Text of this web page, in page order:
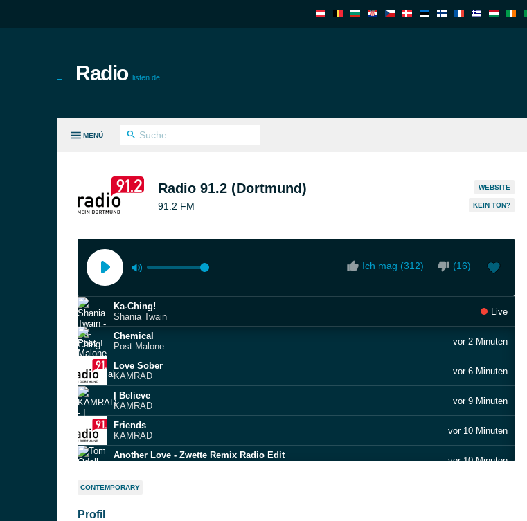
Radio listen.de
MENÜ
Radio 91.2 (Dortmund)
91.2 FM
WEBSITE
KEIN TON?
Ich mag (312) (16)
Ka-Ching!
Shania Twain
Live
Chemical
Post Malone
vor 2 Minuten
Love Sober
KAMRAD
vor 6 Minuten
I Believe
KAMRAD
vor 9 Minuten
Friends
KAMRAD
vor 10 Minuten
Another Love - Zwette Remix Radio Edit
vor 10 Minuten
New Religion
CONTEMPORARY
Profil